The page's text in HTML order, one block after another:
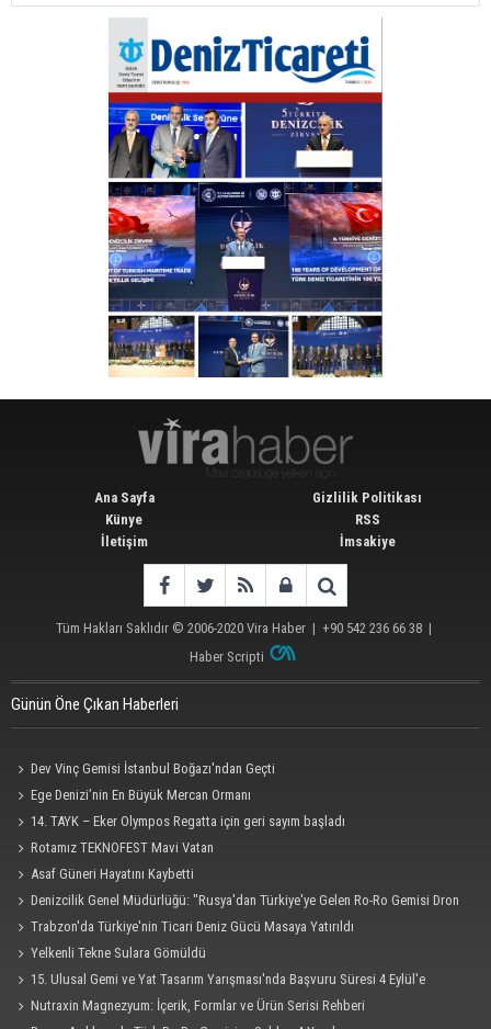
Ana Sayfa
Künye
İletişim
Gizlilik Politikası
RSS
İmsakiye
Tüm Hakları Saklıdır © 2006-2020 Vira Haber | +90 542 236 66 38 |
Haber Scripti
Günün Öne Çıkan Haberleri
Dev Vinç Gemisi İstanbul Boğazı'ndan Geçti
Ege Denizi’nin En Büyük Mercan Ormanı
14. TAYK – Eker Olympos Regatta için geri sayım başladı
Rotamız TEKNOFEST Mavi Vatan
Asaf Güneri Hayatını Kaybetti
Denizcilik Genel Müdürlüğü: "Rusya'dan Türkiye'ye Gelen Ro-Ro Gemisi Dron
Saldırısına Uğradı"
Trabzon'da Türkiye'nin Ticari Deniz Gücü Masaya Yatırıldı
Yelkenli Tekne Sulara Gömüldü
15. Ulusal Gemi ve Yat Tasarım Yarışması'nda Başvuru Süresi 4 Eylül'e
Uzatıldı
Nutraxin Magnezyum: İçerik, Formlar ve Ürün Serisi Rehberi